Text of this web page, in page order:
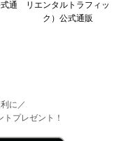
に／
プレゼント！